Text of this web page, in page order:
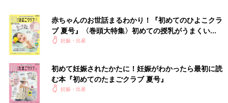
赤ちゃんのお世話まるわかり！『初めてのひよこクラ
ブ 夏号』〈巻頭大特集〉初めての授乳がうまくい
く！ おっぱい・ミルクの基本と夏のトラブル 解決テ
妊娠・出産
初めて妊娠されたかたに！妊娠がわかったら最初に読
む本『初めてのたまごクラブ 夏号』
妊娠・出産